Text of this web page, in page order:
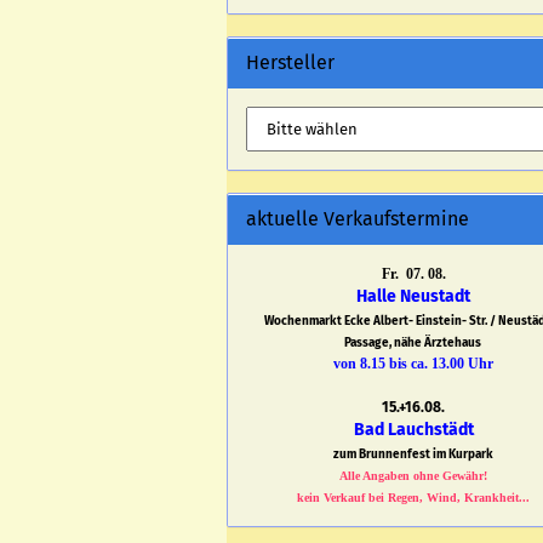
Hersteller
aktuelle Verkaufstermine
Fr. 07. 08.
Halle Neustadt
Wochenmarkt Ecke Albert- Einstein- Str. /
Passage, nähe Ärztehaus
von 8.15 bis ca. 13.00 Uhr
15.+16.08.
Bad Lauchstädt
zum Brunnenfest im Kurpark
Alle Angaben ohne Gewähr!
kein Verkauf bei Regen, Wind, Krankheit...